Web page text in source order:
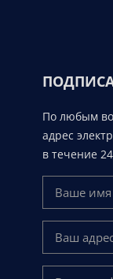
По любым
адрес
в течение